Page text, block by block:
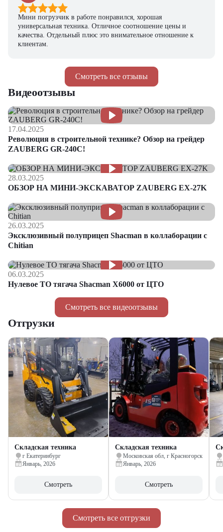
Смотреть все отзывы
Мини погрузчик в работе понравился, хорошая
универсальная техника. Отличное соотношение цены и
качества. Отдельный плюс это внимательное отношение к
клиентам.
Смотреть все видеоотзывы
Видеоотзывы
17.04.2025
Революция в строительной технике? Обзор на грейдер
ZAUBERG GR-240C!
28.03.2025
ОБЗОР НА МИНИ-ЭКСКАВАТОР ZAUBERG EX-27K
26.03.2025
Эксклюзивный полуприцеп Shacman в коллаборации с
Chitian
06.03.2025
Нулевое ТО тягача Shacman Х6000 от ЦТО
Смотреть все отгрузки
Отгрузки
Складская техника
г Екатеринбург
Январь, 2026
Смотреть
Складская техника
Московская обл, г Красногорск
Январь, 2026
Смотреть